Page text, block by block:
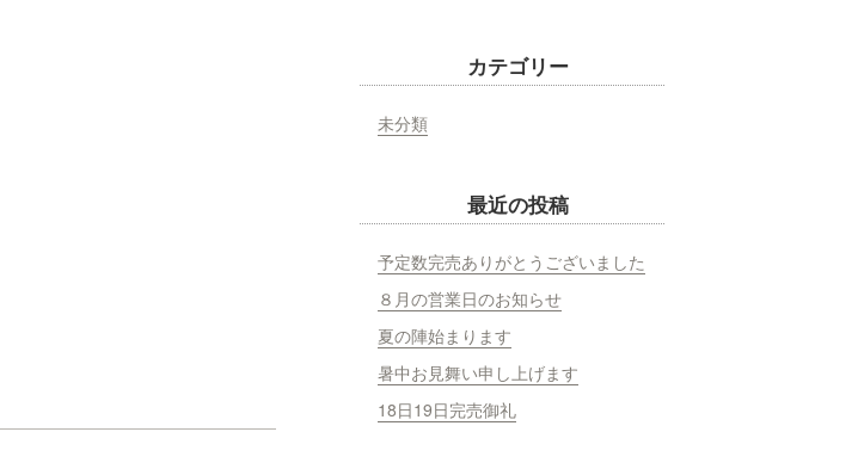
カテゴリー
未分類
最近の投稿
予定数完売ありがとうございました
８月の営業日のお知らせ
夏の陣始まります
暑中お見舞い申し上げます
18日19日完売御礼